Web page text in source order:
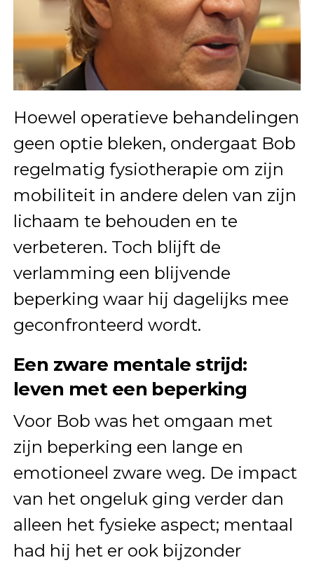
Hoewel operatieve behandelingen
geen optie bleken, ondergaat Bob
regelmatig fysiotherapie om zijn
mobiliteit in andere delen van zijn
lichaam te behouden en te
verbeteren. Toch blijft de
verlamming een blijvende
beperking waar hij dagelijks mee
geconfronteerd wordt.
Een zware mentale strijd:
leven met een beperking
Voor Bob was het omgaan met
zijn beperking een lange en
emotioneel zware weg. De impact
van het ongeluk ging verder dan
alleen het fysieke aspect; mentaal
had hij het er ook bijzonder